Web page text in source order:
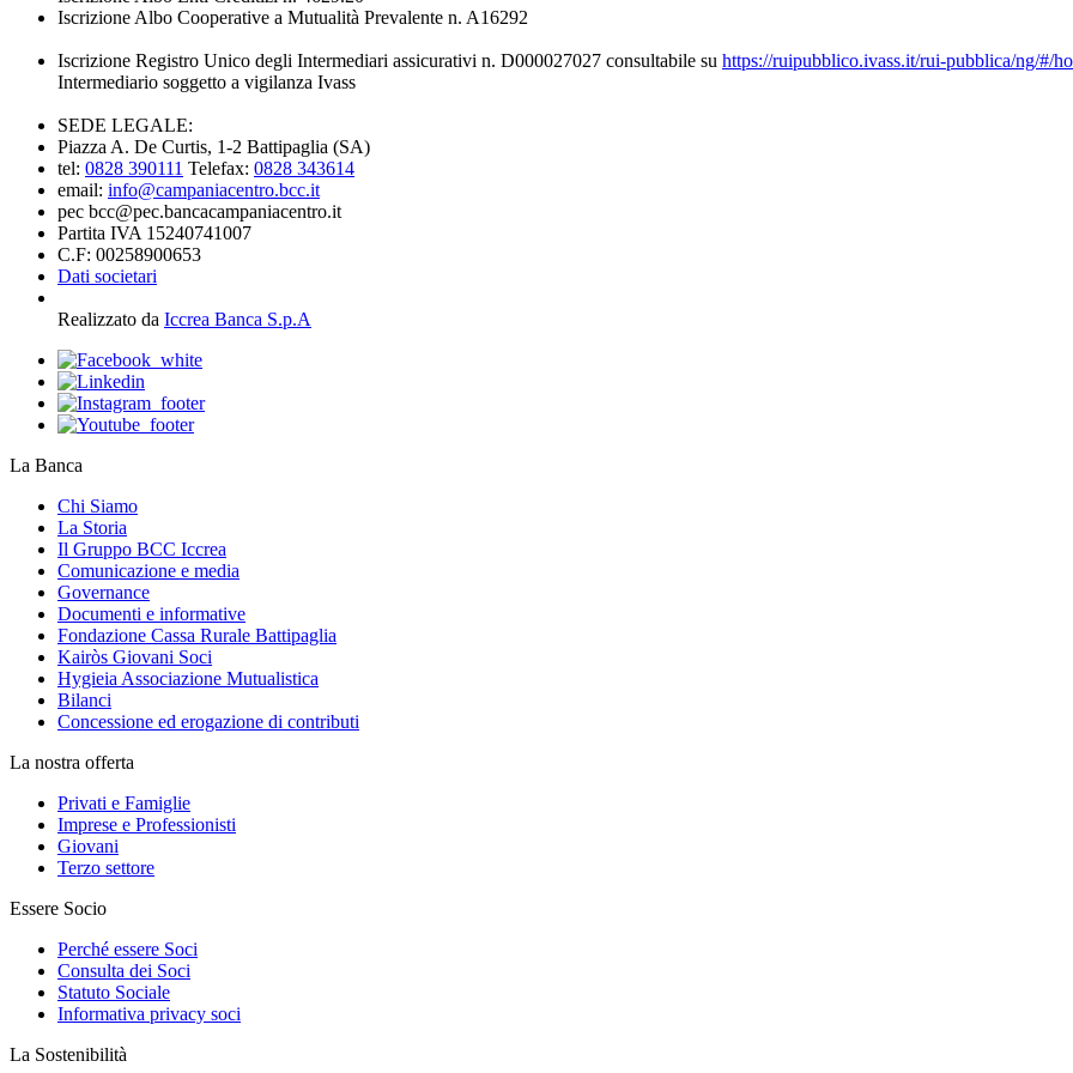
Iscrizione Albo Cooperative a Mutualità Prevalente n. A16292
Iscrizione Registro Unico degli Intermediari assicurativi n. D000027027 consultabile su https://ruipubblico.ivass.it/rui-pubblica/ng/#/
Intermediario soggetto a vigilanza Ivass
SEDE LEGALE:
Piazza A. De Curtis, 1-2 Battipaglia (SA)
tel: 0828 390111 Telefax: 0828 343614
email: info@campaniacentro.bcc.it
pec bcc@pec.bancacampaniacentro.it
Partita IVA 15240741007
C.F: 00258900653
Dati societari
Realizzato da Iccrea Banca S.p.A
La Banca
Chi Siamo
La Storia
Il Gruppo BCC Iccrea
Comunicazione e media
Governance
Documenti e informative
Fondazione Cassa Rurale Battipaglia
Kairòs Giovani Soci
Hygieia Associazione Mutualistica
Bilanci
Concessione ed erogazione di contributi
La nostra offerta
Privati e Famiglie
Imprese e Professionisti
Giovani
Terzo settore
Essere Socio
Perché essere Soci
Consulta dei Soci
Statuto Sociale
Informativa privacy soci
La Sostenibilità